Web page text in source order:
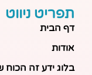
תפריט ניווט
דף הבית
אודות
בלוג ידע זה הכוח